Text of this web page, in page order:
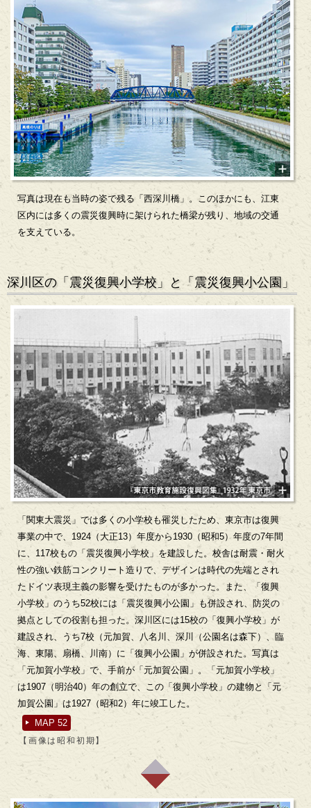
写真は現在も当時の姿で残る「西深川橋」。このほかにも、江東
区内には多くの震災復興時に架けられた橋梁が残り、地域の交通
を支えている。
深川区の「震災復興小学校」と「震災復興小公園」
「関東大震災」では多くの小学校も罹災したため、東京市は復興
事業の中で、1924（大正13）年度から1930（昭和5）年度の7年間
に、117校もの「震災復興小学校」を建設した。校舎は耐震・耐火
性の強い鉄筋コンクリート造りで、デザインは時代の先端とされ
たドイツ表現主義の影響を受けたものが多かった。また、「復興
小学校」のうち52校には「震災復興小公園」も併設され、防災の
拠点としての役割も担った。深川区には15校の「復興小学校」が
建設され、うち7校（元加賀、八名川、深川（公園名は森下）、臨
海、東陽、扇橋、川南）に「復興小公園」が併設された。写真は
「元加賀小学校」で、手前が「元加賀公園」。「元加賀小学校」
は1907（明治40）年の創立で、この「復興小学校」の建物と「元
加賀公園」は1927（昭和2）年に竣工した。
MAP 52
【画像は昭和初期】